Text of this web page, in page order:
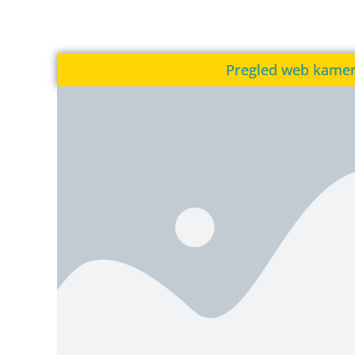
Pregled web